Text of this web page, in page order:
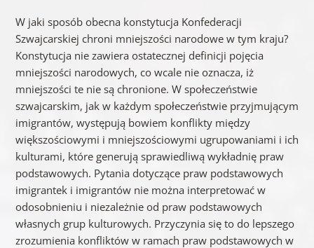
W jaki sposób obecna konstytucja Konfederacji
Szwajcarskiej chroni mniejszości narodowe w tym kraju?
Konstytucja nie zawiera ostatecznej definicji pojęcia
mniejszości narodowych, co wcale nie oznacza, iż
mniejszości te nie są chronione. W społeczeństwie
szwajcarskim, jak w każdym społeczeństwie przyjmującym
imigrantów, występują bowiem konflikty między
większościowymi i mniejszościowymi ugrupowaniami i ich
kulturami, które generują sprawiedliwą wykładnię praw
podstawowych. Pytania dotyczące praw podstawowych
imigrantek i imigrantów nie można interpretować w
odosobnieniu i niezależnie od praw podstawowych
własnych grup kulturowych. Przyczynia się to do lepszego
zrozumienia konfliktów w ramach praw podstawowych w